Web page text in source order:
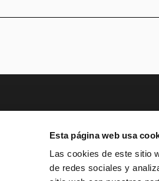
Esta página web usa
Las cookies de este sitio
de redes sociales y
Y SOCIAL
ARTS, 1 08013 BARCELONA